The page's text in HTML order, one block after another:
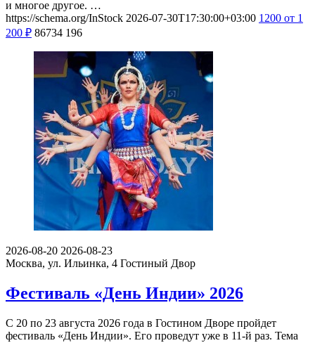
и многое другое. …
https://schema.org/InStock 2026-07-30T17:30:00+03:00 1200 от 1
200 ₽ 86734 196
2026-08-20 2026-08-23
Москва, ул. Ильинка, 4 Гостиный Двор
Фестиваль «День Индии» 2026
С 20 по 23 августа 2026 года в Гостином Дворе пройдет
фестиваль «День Индии». Его проведут уже в 11-й раз. Тема